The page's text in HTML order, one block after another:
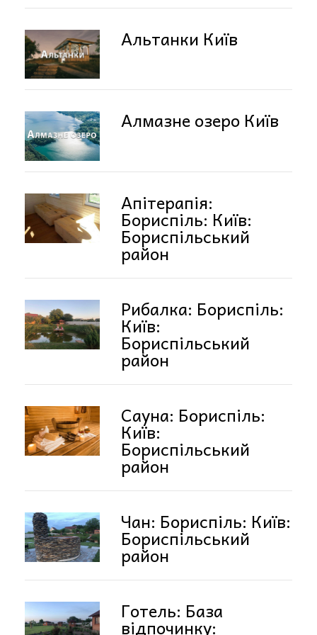
Альтанки Київ
Алмазне озеро Київ
Апітерапія:
Бориспіль: Київ:
Бориспільський
район
Рибалка: Бориспіль:
Київ:
Бориспільський
район
Сауна: Бориспіль:
Київ:
Бориспільський
район
Чан: Бориспіль: Київ:
Бориспільський
район
Готель: База
відпочинку: